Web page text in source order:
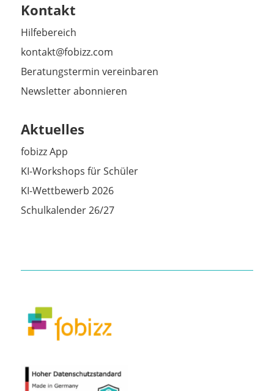
Kontakt
Hilfebereich
kontakt@fobizz.com
Beratungstermin vereinbaren
Newsletter abonnieren
Aktuelles
fobizz App
KI-Workshops für Schüler
KI-Wettbewerb 2026
Schulkalender 26/27